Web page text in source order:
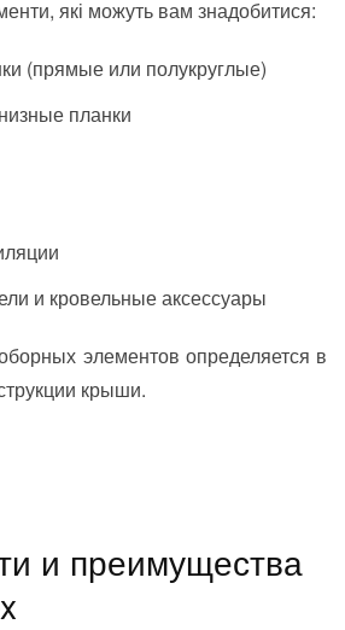
які можуть вам знадобитися:
(прямые или полукруглые)
планки
и кровельные аксессуары
элементов определяется в
крыши.
и преимущества